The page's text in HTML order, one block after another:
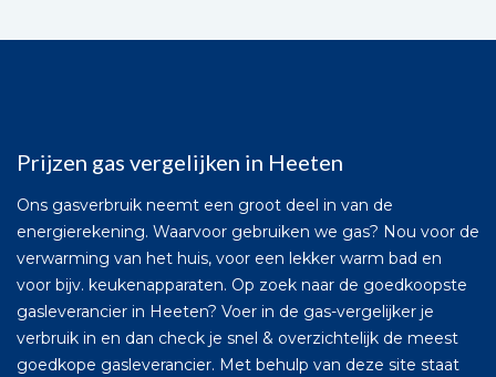
Prijzen gas vergelijken in Heeten
Ons gasverbruik neemt een groot deel in van de
energierekening. Waarvoor gebruiken we gas? Nou voor de
verwarming van het huis, voor een lekker warm bad en
voor bijv. keukenapparaten. Op zoek naar de goedkoopste
gasleverancier in Heeten? Voer in de gas-vergelijker je
verbruik in en dan check je snel & overzichtelijk de meest
goedkope gasleverancier. Met behulp van deze site staat